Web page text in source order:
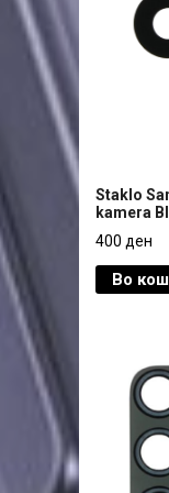
Staklo
400 ден
Staklo
kamera
400 ден
Во